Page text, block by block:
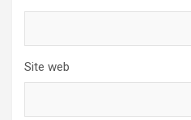
Site web